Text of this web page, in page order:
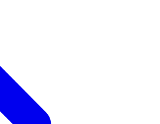
van school wisselen
veiligheid van leerlingen.
zorg? Dan gaat de inspecteur
praten.
in principe een